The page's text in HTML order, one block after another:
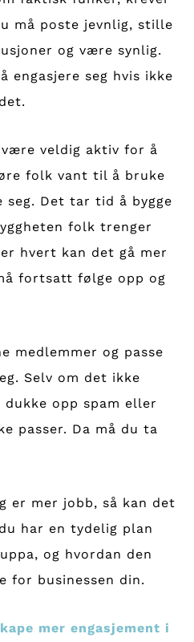
må poste jevnlig, stille
og være synlig.
engasjere seg hvis ikke
være veldig aktiv for å
folk vant til å bruke
seg. Det tar tid å bygge
folk trenger
hvert kan det gå mer
fortsatt følge opp og
medlemmer og passe
Selv om det ikke
opp spam eller
passer. Da må du ta
er mer jobb, så kan det
har en tydelig plan
og hvordan den
for businessen din.
mer engasjement i